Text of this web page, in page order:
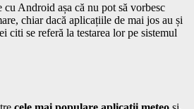
Android așa că nu pot să vorbesc
chiar dacă aplicațiile de mai jos au și
citi se referă la testarea lor pe sistemul